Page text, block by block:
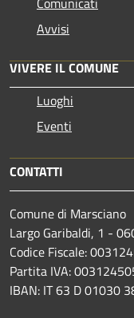
Avvisi
VIVERE IL COMUNE
Luoghi
Eventi
CONTATTI
Comune di Marsciano
Largo Garibaldi, 1 -
Codice Fiscale:
Partita IVA:
IBAN: IT 63 D 01030